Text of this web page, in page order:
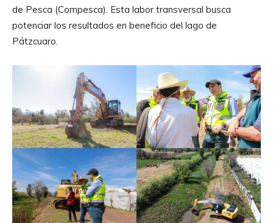
de Pesca (Compesca). Esta labor transversal busca
potenciar los resultados en beneficio del lago de
Pátzcuaro.